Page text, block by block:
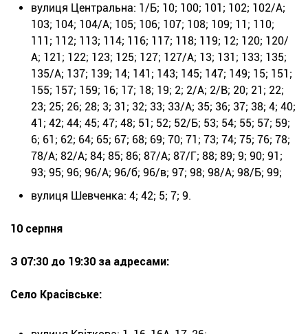
вулиця Центральна: 1/Б; 10; 100; 101; 102; 102/А;
103; 104; 104/А; 105; 106; 107; 108; 109; 11; 110;
111; 112; 113; 114; 116; 117; 118; 119; 12; 120; 120/
А; 121; 122; 123; 125; 127; 127/А; 13; 131; 133; 135;
135/А; 137; 139; 14; 141; 143; 145; 147; 149; 15; 151;
155; 157; 159; 16; 17; 18; 19; 2; 2/А; 2/В; 20; 21; 22;
23; 25; 26; 28; 3; 31; 32; 33; 33/А; 35; 36; 37; 38; 4; 40;
41; 42; 44; 45; 47; 48; 51; 52; 52/Б; 53; 54; 55; 57; 59;
6; 61; 62; 64; 65; 67; 68; 69; 70; 71; 73; 74; 75; 76; 78;
78/А; 82/А; 84; 85; 86; 87/А; 87/Г; 88; 89; 9; 90; 91;
93; 95; 96; 96/А; 96/б; 96/в; 97; 98; 98/А; 98/Б; 99;
вулиця Шевченка: 4; 42; 5; 7; 9.
10 серпня
З 07:30 до 19:30 за адресами:
Село Красівське: